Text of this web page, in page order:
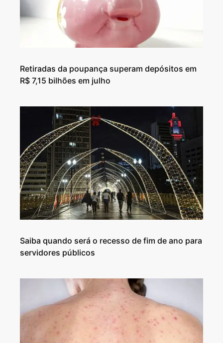
Retiradas da poupança superam depósitos em
R$ 7,15 bilhões em julho
Saiba quando será o recesso de fim de ano para
servidores públicos